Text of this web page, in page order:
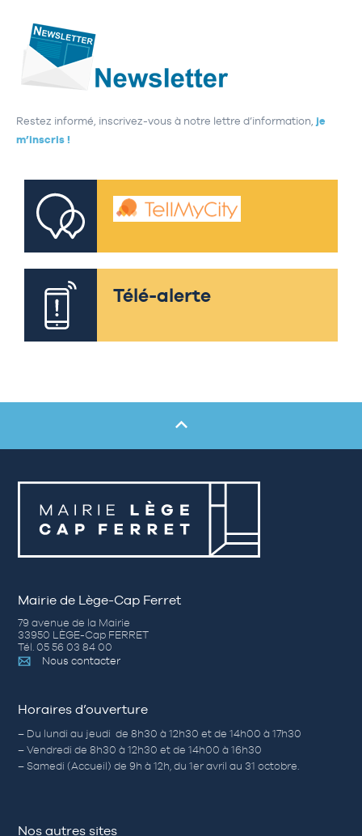
Restez informé, inscrivez-vous à notre lettre d’information, je
m’inscris !
Télé-alerte
Mairie de Lège-Cap Ferret
79 avenue de la Mairie
33950 LÈGE-Cap FERRET
Tél. 05 56 03 84 00
Nous contacter
Horaires d’ouverture
– Du lundi au jeudi de 8h30 à 12h30 et de 14h00 à 17h30
– Vendredi de 8h30 à 12h30 et de 14h00 à 16h30
– Samedi (Accueil) de 9h à 12h, du 1er avril au 31 octobre.
Nos autres sites